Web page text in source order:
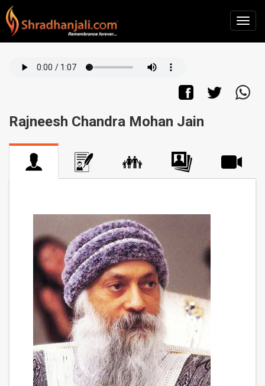
Rajneesh Chandra Mohan Jain